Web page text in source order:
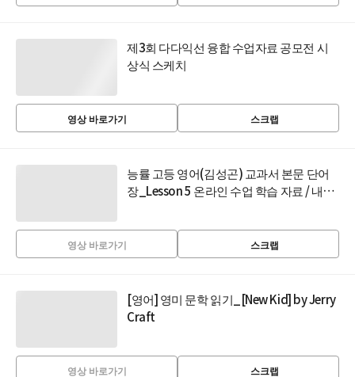
제3회 다다익선 융합 수업자료 공모전 시
상식 스케치
영상 바로가기 스크랩
능률 고등 영어(김성곤) 교과서 본문 단어
장_Lesson 5 온라인 수업 학습 자료 / 내신
영상 바로가기 스크랩
[영어] 영미 문학 읽기_[New Kid] by Jerry
Craft
영상 바로가기 스크랩